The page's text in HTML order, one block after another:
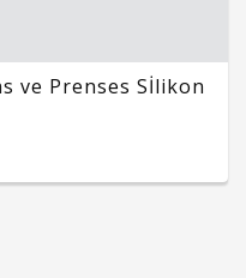
ve Prenses Sİlikon